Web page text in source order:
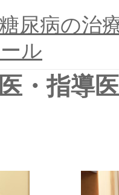
尿病の治
ル
・指導